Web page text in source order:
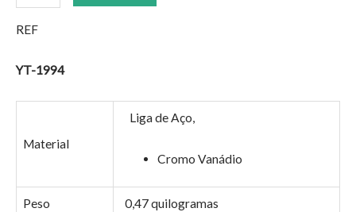
REF
YT-1994
Material
Liga de Aço,
Cromo Vanádio
Peso 0,47 quilogramas